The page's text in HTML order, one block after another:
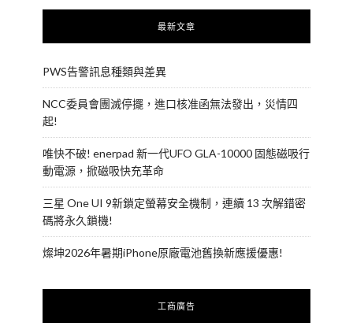
最新文章
PWS告警訊息種類與差異
NCC委員會團滅停擺，進口核准函無法發出，災情四
起!
唯快不破! enerpad 新一代UFO GLA-10000 固態磁吸行
動電源，掀磁吸快充革命
三星 One UI 9新鎖定螢幕安全機制，連續 13 次解錯密
碼將永久鎖機!
燦坤2026年暑期iPhone原廠電池舊換新應援優惠!
工商廣告